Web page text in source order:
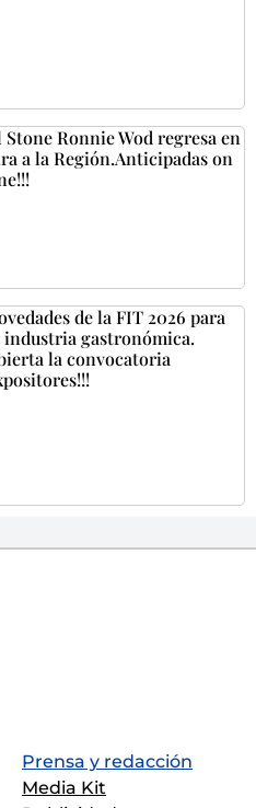
Stone Ronnie Wod regresa en
a la Región.Anticipadas on
de la FIT 2026 para
industria gastronómica.
la convocatoria
Prensa y redacción
Media Kit